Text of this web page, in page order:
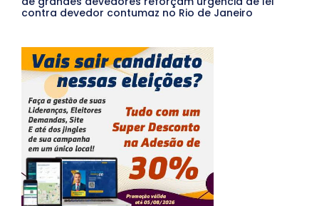
contra devedor contumaz no Rio de Janeiro